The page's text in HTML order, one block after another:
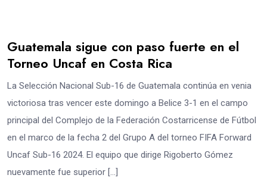
Guatemala sigue con paso fuerte en el
Torneo Uncaf en Costa Rica
La Selección Nacional Sub-16 de Guatemala continúa en venia
victoriosa tras vencer este domingo a Belice 3-1 en el campo
principal del Complejo de la Federación Costarricense de Fútbol
en el marco de la fecha 2 del Grupo A del torneo FIFA Forward
Uncaf Sub-16 2024. El equipo que dirige Rigoberto Gómez
nuevamente fue superior […]